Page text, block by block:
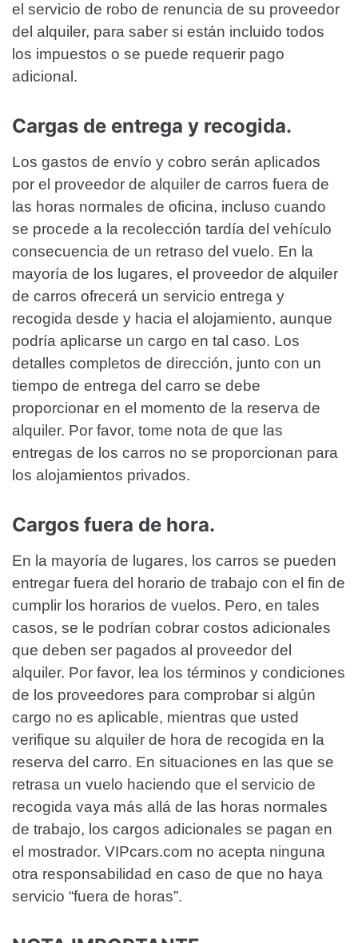
el servicio de robo de renuncia de su proveedor
del alquiler, para saber si están incluido todos
los impuestos o se puede requerir pago
adicional.
Cargas de entrega y recogida.
Los gastos de envío y cobro serán aplicados
por el proveedor de alquiler de carros fuera de
las horas normales de oficina, incluso cuando
se procede a la recolección tardía del vehículo
consecuencia de un retraso del vuelo. En la
mayoría de los lugares, el proveedor de alquiler
de carros ofrecerá un servicio entrega y
recogida desde y hacia el alojamiento, aunque
podría aplicarse un cargo en tal caso. Los
detalles completos de dirección, junto con un
tiempo de entrega del carro se debe
proporcionar en el momento de la reserva de
alquiler. Por favor, tome nota de que las
entregas de los carros no se proporcionan para
los alojamientos privados.
Cargos fuera de hora.
En la mayoría de lugares, los carros se pueden
entregar fuera del horario de trabajo con el fin de
cumplir los horarios de vuelos. Pero, en tales
casos, se le podrían cobrar costos adicionales
que deben ser pagados al proveedor del
alquiler. Por favor, lea los términos y condiciones
de los proveedores para comprobar si algún
cargo no es aplicable, mientras que usted
verifique su alquiler de hora de recogida en la
reserva del carro. En situaciones en las que se
retrasa un vuelo haciendo que el servicio de
recogida vaya más allá de las horas normales
de trabajo, los cargos adicionales se pagan en
el mostrador. VIPcars.com no acepta ninguna
otra responsabilidad en caso de que no haya
servicio “fuera de horas”.